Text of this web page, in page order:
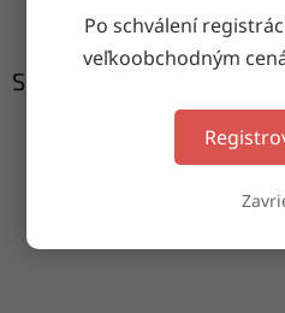
Po schválení
veľkoobchodným
Súvisiaci tovar